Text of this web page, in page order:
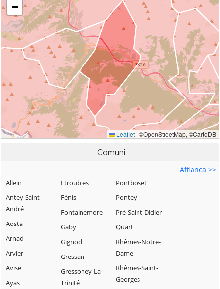
Comuni
Affianca >>
Allein
Antey-Saint-
André
Aosta
Arnad
Arvier
Avise
Ayas
Etroubles
Fénis
Fontainemore
Gaby
Gignod
Gressan
Gressoney-La-
Trinité
Pontboset
Pontey
Pré-Saint-Didier
Quart
Rhêmes-Notre-
Dame
Rhêmes-Saint-
Georges